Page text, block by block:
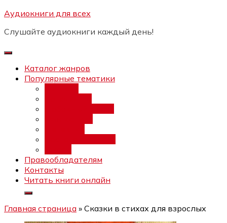
Перейти
содержимому
Аудиокниги для всех
Слушайте аудиокниги каждый день!
Каталог жанров
Популярные тематики
Правообладателям
Контакты
Читать книги онлайн
Главная страница » Сказки в стихах для взрослых
Бесплатный интенсив:
каналов"